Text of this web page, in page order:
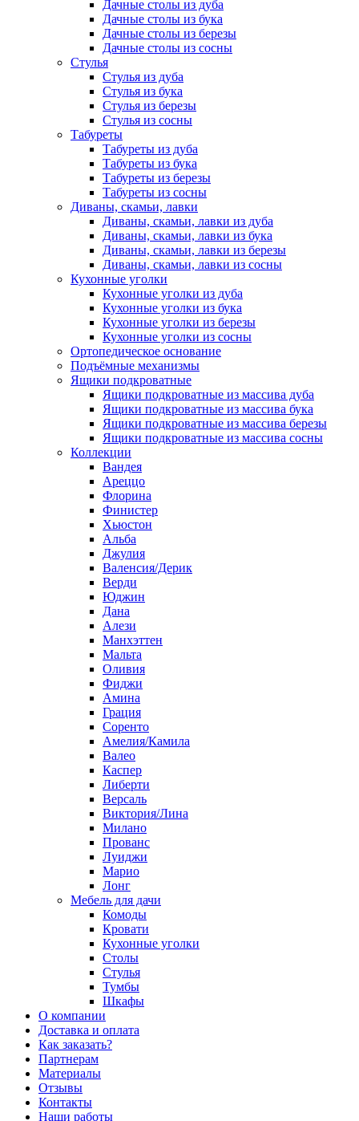
Дачные столы из дуба
Дачные столы из бука
Дачные столы из березы
Дачные столы из сосны
Стулья
Стулья из дуба
Стулья из бука
Стулья из березы
Стулья из сосны
Табуреты
Табуреты из дуба
Табуреты из бука
Табуреты из березы
Табуреты из сосны
Диваны, скамьи, лавки
Диваны, скамьи, лавки из дуба
Диваны, скамьи, лавки из бука
Диваны, скамьи, лавки из березы
Диваны, скамьи, лавки из сосны
Кухонные уголки
Кухонные уголки из дуба
Кухонные уголки из бука
Кухонные уголки из березы
Кухонные уголки из сосны
Ортопедическое основание
Подъёмные механизмы
Ящики подкроватные
Ящики подкроватные из массива дуба
Ящики подкроватные из массива бука
Ящики подкроватные из массива березы
Ящики подкроватные из массива сосны
Коллекции
Вандея
Ареццо
Флорина
Финистер
Хьюстон
Альба
Джулия
Валенсия/Дерик
Верди
Юджин
Дана
Алези
Манхэттен
Мальта
Оливия
Фиджи
Амина
Грация
Соренто
Амелия/Камила
Валео
Каспер
Либерти
Версаль
Виктория/Лина
Милано
Прованс
Луиджи
Марио
Лонг
Мебель для дачи
Комоды
Кровати
Кухонные уголки
Столы
Стулья
Тумбы
Шкафы
О компании
Доставка и оплата
Как заказать?
Партнерам
Материалы
Отзывы
Контакты
Наши работы